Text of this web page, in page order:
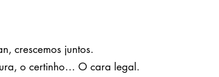
crescemos juntos.
o certinho… O cara legal.